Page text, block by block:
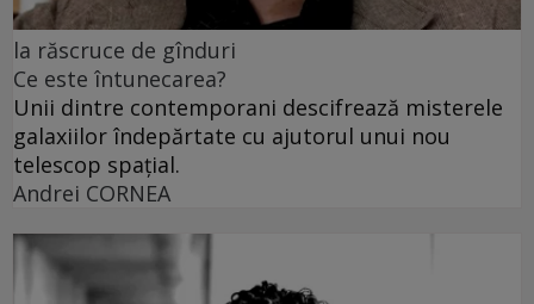
la răscruce de gînduri
Ce este întunecarea?
Unii dintre contemporani descifrează misterele
galaxiilor îndepărtate cu ajutorul unui nou
telescop spațial.
Andrei CORNEA